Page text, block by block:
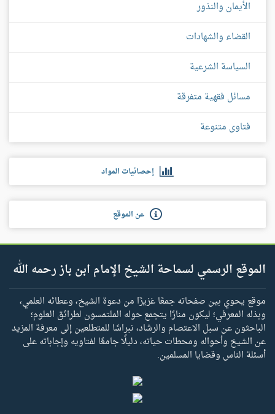
الأيمان والنذور
القضاء والشهادات
السياسة الشرعية
مسائل فقهية متفرقة
فتاوى متنوعة
إحصائيات المواد
عن الموقع
الموقع الرسمي لسماحة الشيخ الإمام ابن باز رحمه الله
موقع يحوي بين صفحاته جمعًا غزيرًا من دعوة الشيخ، وعطائه العلمي،
وبذله المعرفي؛ ليكون منارًا يتجمع حوله الملتمسون لطرائق العلوم؛
الباحثون عن سبل الاعتصام والرشاد، نبراسًا للمتطلعين إلى معرفة المزيد
عن الشيخ وأحواله ومحطات حياته، دليلًا جامعًا لفتاويه وإجاباته على
أسئلة الناس وقضايا المسلمين.